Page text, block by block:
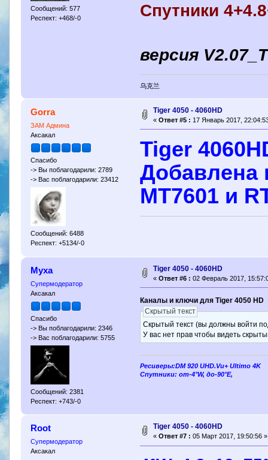
Сообщений: 577
Респект: +468/-0
Спутники
версия
乌克兰
Gorra
ЗАМ Админа
Аксакал
Спасибо
-> Вы поблагодарили: 2789
-> Вас поблагодарили: 23412
Сообщений: 6488
Респект: +5134/-0
Tiger 4050 - 4060HD
« Ответ #5 : 17 Январь 2017,
Tiger
Добавлена
MT7601 и
Муха
Супермодератор
Аксакал
Спасибо
-> Вы поблагодарили: 2346
-> Вас поблагодарили: 5755
Сообщений: 2381
Респект: +743/-0
Tiger 4050 - 4060HD
« Ответ #6 : 02 Февраль 2017,
Каналы и ключи для Tiger 4050 HD
Скрытый текст
Скрытый текст (вы должны войти
У вас нет прав чтобы видеть
Ресиверы:DM 920 UHD.Vu+ Ultimo 4K
Спутники: от-4°W, до-90°E,
Root
Супермодератор
Аксакал
Tiger 4050 - 4060HD
« Ответ #7 : 05 Март 2017, 19:50:56 »